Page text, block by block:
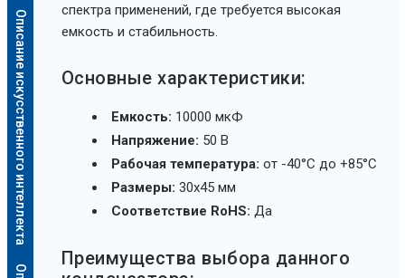
Описание искусственного интеллекта
спектра применений, где требуется высокая
емкость и стабильность.
Основные характеристики:
Емкость: 10000 мкФ
Напряжение: 50 В
Рабочая температура: от -40°C до +85°C
Размеры: 30x45 мм
Соответствие RoHS: Да
Преимущества выбора данного